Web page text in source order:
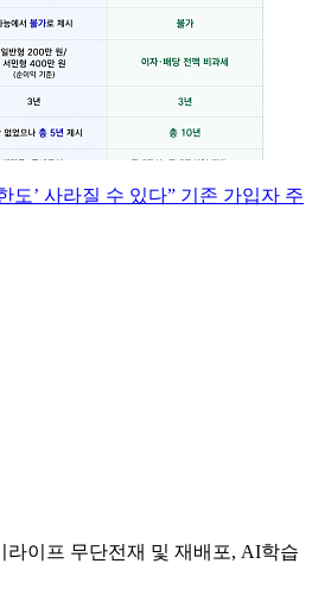
도’ 사라질 수 있다” 기존 가입자 주
이프 무단전재 및 재배포, AI학습